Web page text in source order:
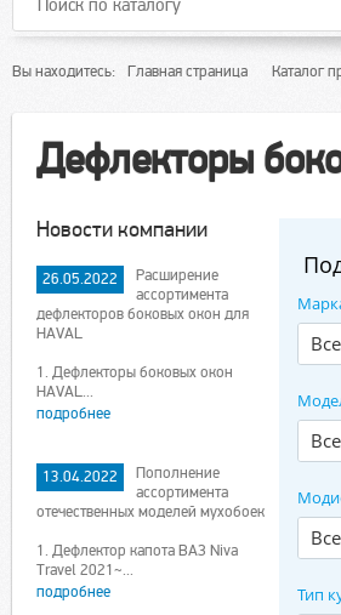
Вы находитесь: Главная страница Каталог
Дефлекторы
Новости компании
26.05.2022
Расширение
ассортимента
дефлекторов боковых окон для
HAVAL
1. Дефлекторы боковых окон
HAVAL...
подробнее
13.04.2022
Пополнение
ассортимента
отечественных моделей мухобоек
1. Дефлектор капота ВАЗ Niva
Travel 2021~...
подробнее
Все
Все
Все
Тип